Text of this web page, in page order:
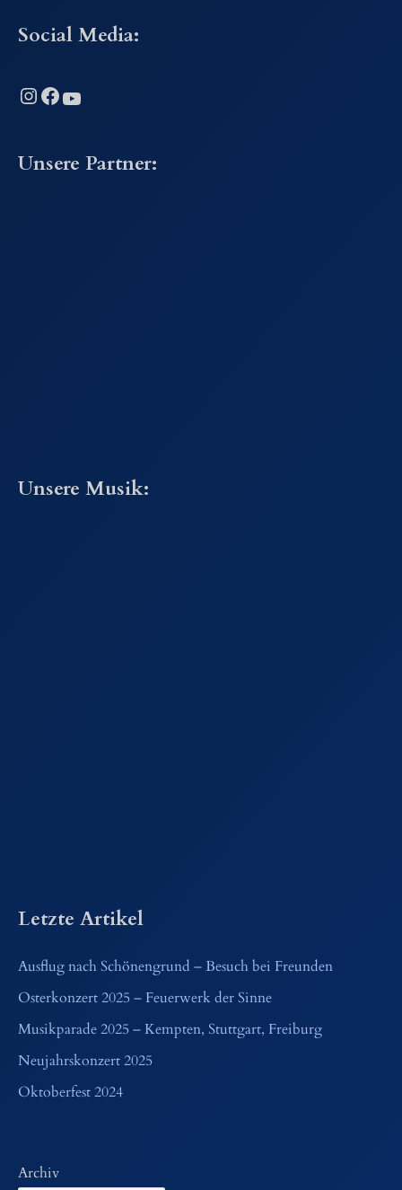
Social Media:
Instagram Facebook YouTube
Unsere Partner:
Unsere Musik:
Letzte Artikel
Ausflug nach Schönengrund – Besuch bei Freunden
Osterkonzert 2025 – Feuerwerk der Sinne
Musikparade 2025 – Kempten, Stuttgart, Freiburg
Neujahrskonzert 2025
Oktoberfest 2024
Archiv